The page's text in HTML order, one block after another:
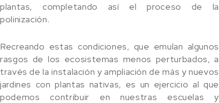
plantas, completando así el proceso de la
polinización.
Recreando estas condiciones, que emulan algunos
rasgos de los ecosistemas menos perturbados, a
través de la instalación y ampliación de más y nuevos
jardines con plantas nativas, es un ejercicio al que
podemos contribuir en nuestras escuelas y